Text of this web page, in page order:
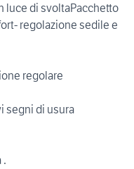
luce di svoltaPacchetto
regolazione sedile e
regolare
segni di usura
.